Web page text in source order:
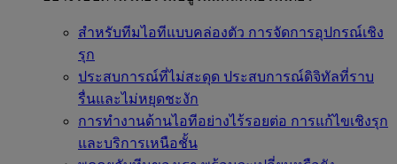
สำหรับทีมไอทีแบบคล่องตัว การจัดการอุปกรณ์เชิง
รุก
ประสบการณ์ที่ไม่สะดุด ประสบการณ์ดิจิทัลที่ราบ
รื่นและไม่หยุดชะงัก
การทำงานด้านไอทีอย่างไร้รอยต่อ การแก้ไขเชิงรุก
และบริการเหนือชั้น